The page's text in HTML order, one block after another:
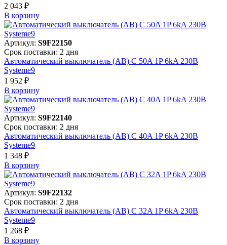
2 043 ₽
В корзинy
Артикул: S9F22150
Срок поставки: 2 дня
Автоматический выключатель (АВ) C 50A 1P 6kA 230В
Systeme9
1 952 ₽
В корзинy
Артикул: S9F22140
Срок поставки: 2 дня
Автоматический выключатель (АВ) C 40A 1P 6kA 230В
Systeme9
1 348 ₽
В корзинy
Артикул: S9F22132
Срок поставки: 2 дня
Автоматический выключатель (АВ) C 32A 1P 6kA 230В
Systeme9
1 268 ₽
В корзинy